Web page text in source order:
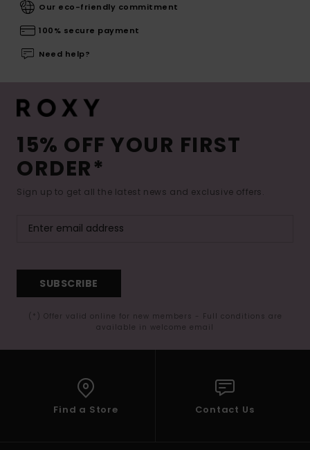
Our eco-friendly commitment
100% secure payment
Need help?
15% OFF YOUR FIRST
ORDER*
Sign up to get all the latest news and exclusive offers.
SUBSCRIBE
(*) Offer valid online for new members - Full conditions are
available in welcome email
Find a Store Contact Us